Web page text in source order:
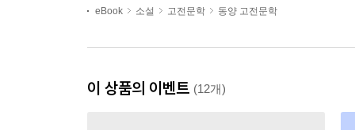
eBook 소설 고전문학 동양 고전문학
이 상품의 이벤트 (12개)